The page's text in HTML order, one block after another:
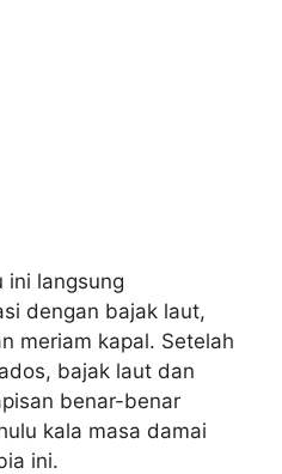
ini langsung
dengan bajak laut,
meriam kapal. Setelah
bajak laut dan
benar-benar
kala masa damai
ini.